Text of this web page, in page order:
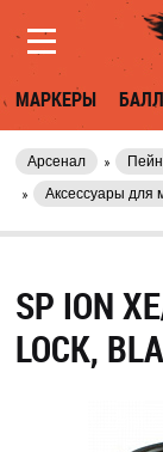
МАРКЕРЫ
Арсенал
Аксессуары для
SP ION
LOCK,